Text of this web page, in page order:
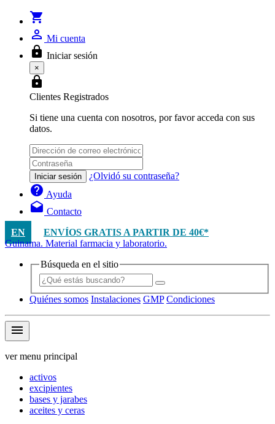
shopping_cart
person_outline Mi cuenta
lock Iniciar sesión
×
lock
Clientes Registrados
Si tiene una cuenta con nosotros, por favor acceda con sus
datos.
Iniciar sesión ¿Olvidó su contraseña?
help Ayuda
drafts Contacto
EN
ENVÍOS GRATIS A PARTIR DE 40€*
Guinama. Material farmacia y laboratorio.
Búsqueda en el sitio
Quiénes somos Instalaciones GMP Condiciones
menu
ver menu principal
activos
excipientes
bases y jarabes
aceites y ceras